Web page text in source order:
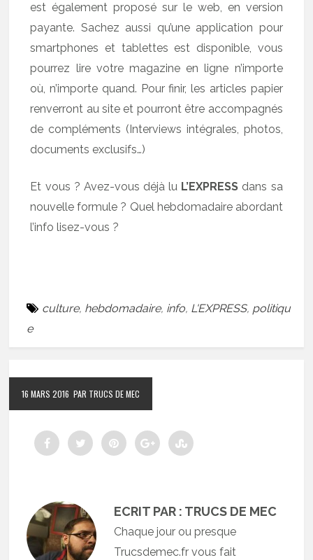
est également proposé sur le web, en version
payante. Sachez aussi qu’une application pour
smartphones et tablettes est disponible, vous
pourrez lire votre magazine en ligne n’importe
où, n’importe quand. Pour finir, les articles papier
renverront au site et pourront être accompagnés
de compléments (Interviews intégrales, photos,
documents exclusifs…)
Et vous ? Avez-vous déjà lu L’EXPRESS dans sa
nouvelle formule ? Quel hebdomadaire abordant
l’info lisez-vous ?
culture, hebdomadaire, info, L'EXPRESS, politiqu
e
16 MARS 2016 PAR TRUCS DE MEC
ECRIT PAR : TRUCS DE MEC
Chaque jour ou presque
Trucsdemec.fr vous fait